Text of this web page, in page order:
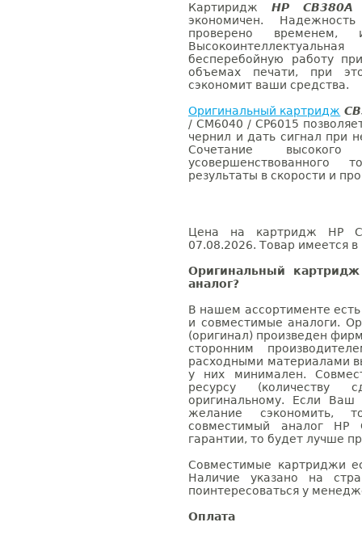
Картиридж HP CB380A
экономичен.
проверено
бесперебойную работу
объемах печати, при
сэкономит ваши средства.
Оригинальный картридж
/ CM6040 / CP6015
чернил и дать сигнал при
Сочетание
усовершенствованного
результаты в скорости и
Цена на картридж HP
07.08.2026. Товар имеется в
Оригинальный
аналог?
В нашем ассортименте
и совместимые аналоги.
(оригинал) произведен
сторонним
расходными материалами
у них минимален.
ресурсу (количеству
оригинальному. Если
желание сэкономить,
совместимый аналог
гарантии, то будет лучше
Совместимые картриджи
Наличие указано на
поинтересоваться у
Оплата